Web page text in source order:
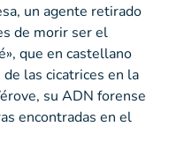
un agente retirado
de morir ser el
que en castellano
las cicatrices en la
su ADN forense
encontradas en el